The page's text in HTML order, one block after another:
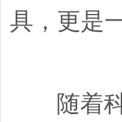
具，更是
随着科